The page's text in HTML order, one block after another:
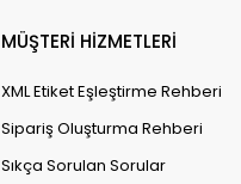
MÜŞTERİ HİZMETLERİ
XML Etiket Eşleştirme Rehberi
Sipariş Oluşturma Rehberi
Sıkça Sorulan Sorular